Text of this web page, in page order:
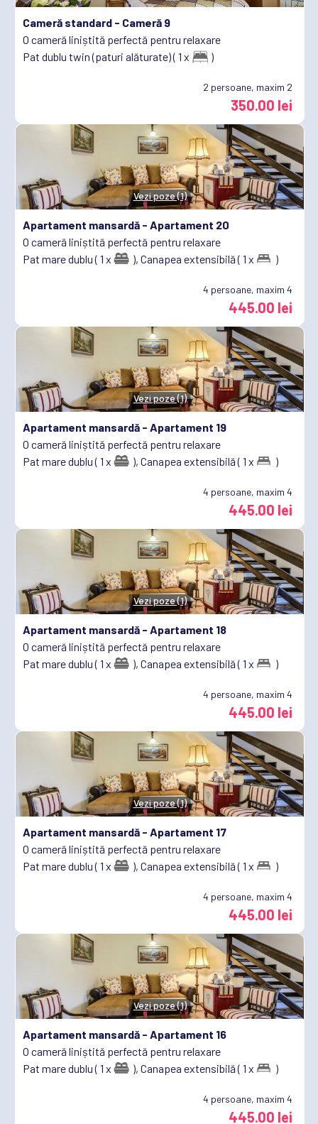
Cameră standard - Cameră 9
O cameră liniștită perfectă pentru relaxare
Pat dublu twin (paturi alăturate) ( 1 x
)
2 persoane, maxim 2
350.00 lei
Vezi poze (1)
Apartament mansardă - Apartament 20
O cameră liniștită perfectă pentru relaxare
Pat mare dublu ( 1 x
), Canapea extensibilă ( 1 x )
4 persoane, maxim 4
445.00 lei
Vezi poze (1)
Apartament mansardă - Apartament 19
O cameră liniștită perfectă pentru relaxare
Pat mare dublu ( 1 x
), Canapea extensibilă ( 1 x )
4 persoane, maxim 4
445.00 lei
Vezi poze (1)
Apartament mansardă - Apartament 18
O cameră liniștită perfectă pentru relaxare
Pat mare dublu ( 1 x
), Canapea extensibilă ( 1 x )
4 persoane, maxim 4
445.00 lei
Vezi poze (1)
Apartament mansardă - Apartament 17
O cameră liniștită perfectă pentru relaxare
Pat mare dublu ( 1 x
), Canapea extensibilă ( 1 x )
4 persoane, maxim 4
445.00 lei
Vezi poze (1)
Apartament mansardă - Apartament 16
O cameră liniștită perfectă pentru relaxare
Pat mare dublu ( 1 x
), Canapea extensibilă ( 1 x )
4 persoane, maxim 4
445.00 lei